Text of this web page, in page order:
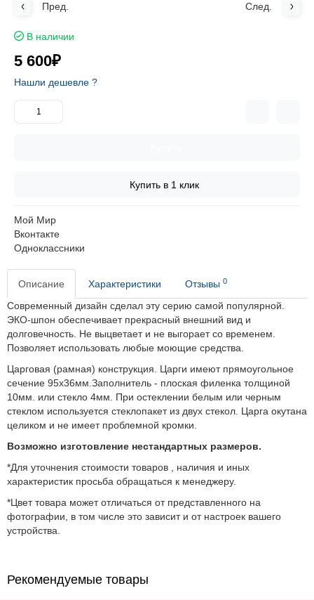
Пред. След.
В наличии
5 600₽
Нашли дешевле ?
Купить в 1 клик
Мой Мир
Вконтакте
Одноклассники
Описание Характеристики Отзывы 0
Современный дизайн сделал эту серию самой популярной.
ЭКО-шпон обеспечивает прекрасный внешний вид и
долговечность. Не выцветает и не выгорает со временем.
Позволяет использовать любые моющие средства.
Царговая (рамная) конструкция. Царги имеют прямоугольное
сечение 95х36мм.Заполнитель - плоская филенка толщиной
10мм. или стекло 4мм. При остеклении белым или черным
стеклом используется стеклопакет из двух стекол. Царга окутана
целиком и не имеет проблемной кромки.
Возможно изготовление нестандартных размеров.
*Для уточнения стоимости товаров , наличия и иных
характеристик просьба обращаться к менеджеру.
*Цвет товара может отличаться от представленного на
фотографии, в том числе это зависит и от настроек вашего
устройства.
Рекомендуемые товары